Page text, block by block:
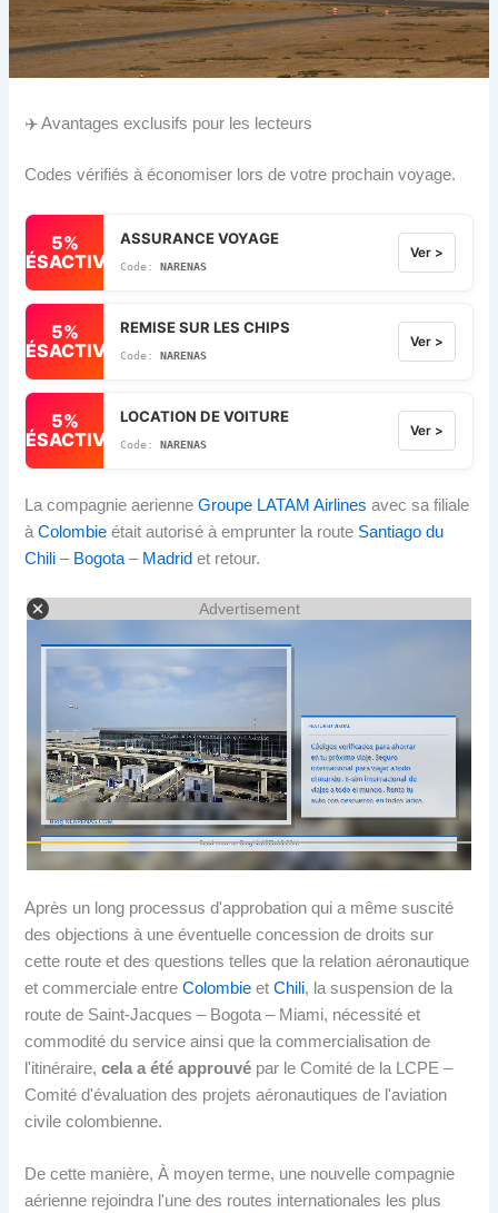
✈️ Avantages exclusifs pour les lecteurs
Codes vérifiés à économiser lors de votre prochain voyage.
5%
DÉSACTIVÉ
ASSURANCE VOYAGE
NARENAS
Ver >
5%
DÉSACTIVÉ
REMISE SUR LES CHIPS
NARENAS
Ver >
5%
DÉSACTIVÉ
LOCATION DE VOITURE
NARENAS
Ver >
La compagnie aerienneGroupe LATAM Airlines avec sa filiale
àColombie était autorisé à emprunter la route Santiago du
Chili – Bogota – Madrid et retour.
Advertisement
Après un long processus d'approbation qui a même suscité
des objections à une éventuelle concession de droits sur
cette route et des questions telles que la relation aéronautique
et commerciale entreColombie etChili, la suspension de la
route de Saint-Jacques – Bogota – Miami, nécessité et
commodité du service ainsi que la commercialisation de
l'itinéraire,cela a été approuvé par le Comité de la LCPE –
Comité d'évaluation des projets aéronautiques de l'aviation
civile colombienne.
De cette manière, À moyen terme, une nouvelle compagnie
aérienne rejoindra l'une des routes internationales les plus